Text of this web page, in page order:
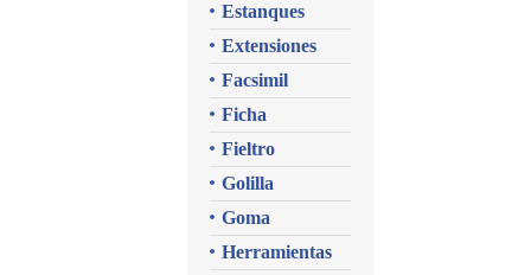
Estanques
Extensiones
Facsimil
Ficha
Fieltro
Golilla
Goma
Herramientas